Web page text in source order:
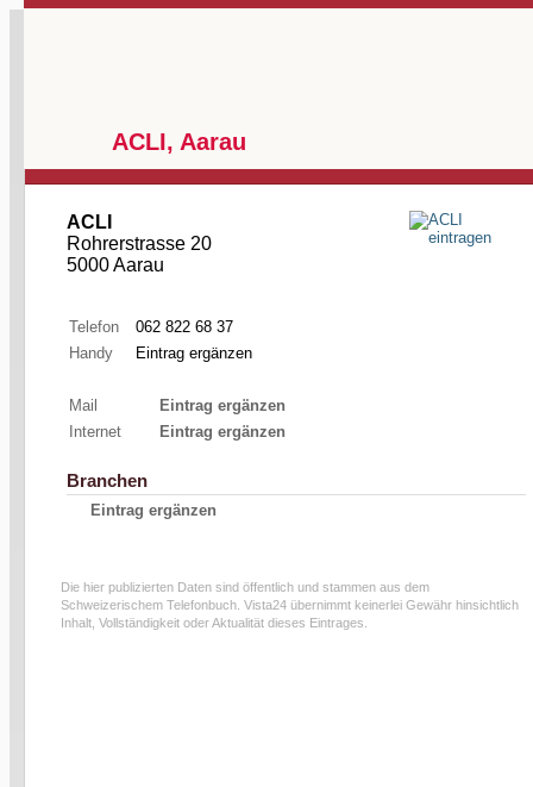
ACLI, Aarau
ACLI
Rohrerstrasse 20
5000 Aarau
Telefon
062 822 68 37
Handy
Eintrag ergänzen
Mail
Eintrag ergänzen
Internet
Eintrag ergänzen
Branchen
Eintrag ergänzen
Die hier publizierten Daten sind öffentlich und stammen aus dem
Schweizerischem Telefonbuch. Vista24 übernimmt keinerlei Gewähr hinsichtlich
Inhalt, Vollständigkeit oder Aktualität dieses Eintrages.